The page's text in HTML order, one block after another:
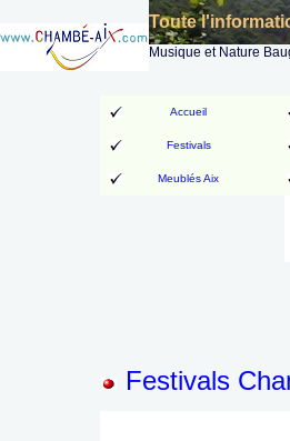
Toute
Musique et Nature
Accueil
Festivals
Meublés Aix
Festivals